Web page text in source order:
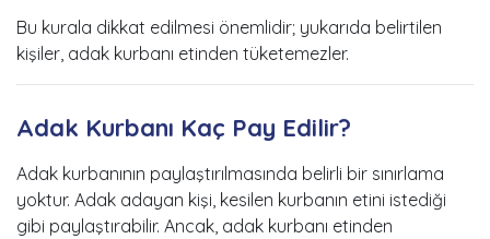
Bu kurala dikkat edilmesi önemlidir; yukarıda belirtilen
kişiler, adak kurbanı etinden tüketemezler.
Adak Kurbanı Kaç Pay Edilir?
Adak kurbanının paylaştırılmasında belirli bir sınırlama
yoktur. Adak adayan kişi, kesilen kurbanın etini istediği
gibi paylaştırabilir. Ancak, adak kurbanı etinden